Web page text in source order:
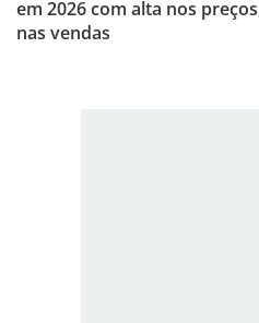
em 2026 com alta nos
nas vendas